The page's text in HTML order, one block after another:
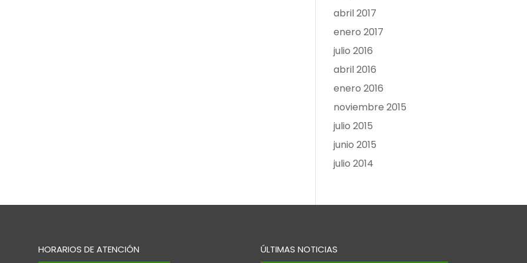
abril 2017
enero 2017
julio 2016
abril 2016
enero 2016
noviembre 2015
julio 2015
junio 2015
julio 2014
HORARIOS DE ATENCIÓN ÚLTIMAS NOTICIAS